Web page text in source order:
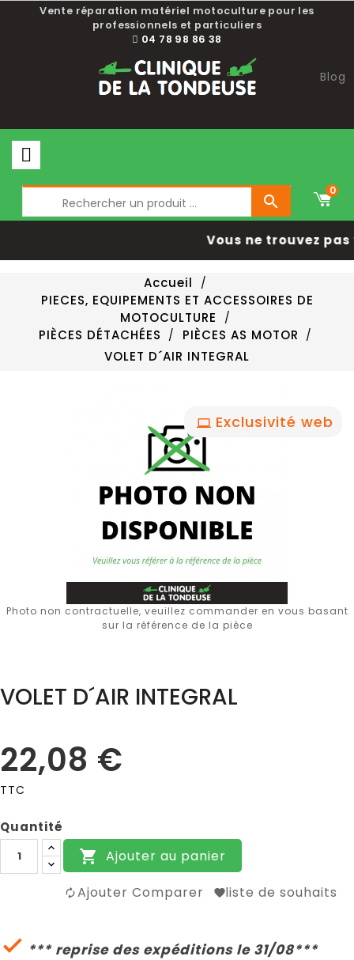
Vente réparation matériel motoculture pour les
professionnels et particuliers
04 78 98 86 38
Blog

0
Vous ne trouvez
Accueil
PIECES, EQUIPEMENTS ET ACCESSOIRES DE
MOTOCULTURE
PIÈCES DÉTACHÉES
PIÈCES AS MOTOR
VOLET D´AIR INTEGRAL
Exclusivité web
Photo non contractuelle, veuillez commander en vous basant
sur la référence de la pièce
VOLET D´AIR INTEGRAL
22,08 €
TTC
Quantité
 Ajouter au panier
Ajouter Comparer liste de souhaits
 *** reprise des expéditions le 31/08***